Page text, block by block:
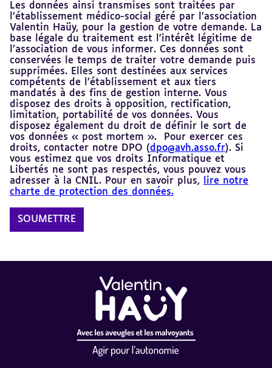
Les données ainsi transmises sont traitées par
l’établissement médico-social géré par l’association
Valentin Haüy, pour la gestion de votre demande. La
base légale du traitement est l’intérêt légitime de
l’association de vous informer. Ces données sont
conservées le temps de traiter votre demande puis
supprimées. Elles sont destinées aux services
compétents de l’établissement et aux tiers
mandatés à des fins de gestion interne. Vous
disposez des droits à opposition, rectification,
limitation, portabilité de vos données. Vous
disposez également du droit de définir le sort de
vos données « post mortem ». Pour exercer ces
droits, contacter notre DPO (dpo@avh.asso.fr). Si
vous estimez que vos droits Informatique et
Libertés ne sont pas respectés, vous pouvez vous
adresser à la CNIL. Pour en savoir plus,
lire notre
charte de protection des données.